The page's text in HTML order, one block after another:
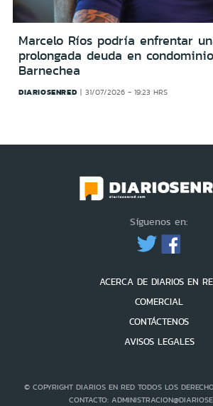
Marcelo Ríos podría enfrentar
prolongada deuda en
Barnechea
DIARIOSENRED 31/07/2026 - 19:23 HRS
Síguenos en:
ACERCA DE DIARIOS EN
COMERCIAL
CONTÁCTENOS
AVISOS LEGALES
© COPYRIGHT DIARIOS EN RED TODOS LOS
CONTACTO: